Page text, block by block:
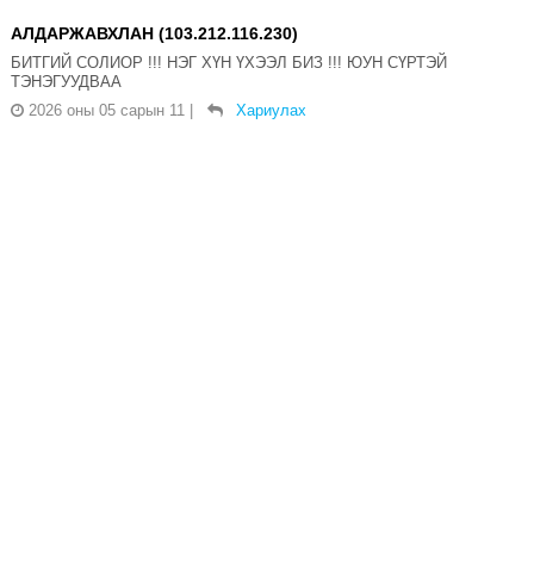
АЛДАРЖАВХЛАН (103.212.116.230)
БИТГИЙ СОЛИОР !!! НЭГ ХҮН ҮХЭЭЛ БИЗ !!! ЮУН СҮРТЭЙ
ТЭНЭГУУДВАА
2026 оны 05 сарын 11 | Хариулах